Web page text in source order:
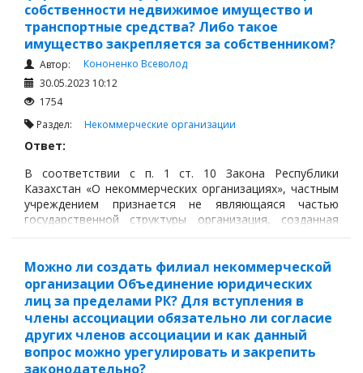
полезные цели.
собственности недвижимое имущество и
транспортные средства? Либо такое
имущество закрепляется за собственником?
Автор:
Кононенко Всеволод
30.05.2023 10:12
1754
Раздел: Некоммерческие организации
Ответ:
В соответствии с п. 1 ст. 10 Закона Республики
Казахстан «О некоммерческих организациях», частным
учреждением признается не являющаяся частью
государственной структуры организация, созданная
физическими и (или) негосударственными
управленческих, социально-культурных или иных
функций некоммерческого характера.
Можно ли создать филиал некоммерческой
организации Объединение юридических
лиц за пределами РК? Для вступления в
члены ассоциации обязательно ли согласие
других членов ассоциации и как данный
вопрос можно урегулировать и закрепить
законодательно?